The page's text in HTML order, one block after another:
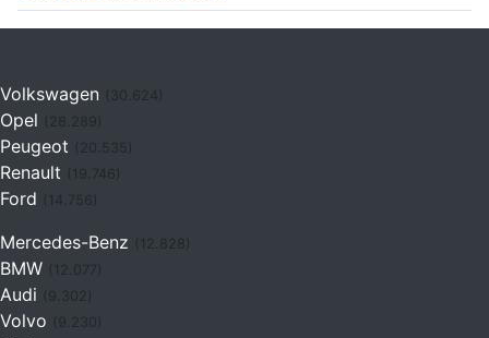
Volkswagen (30.624)
Opel
Peugeot
Renault (19.746)
Ford (14.756)
Mercedes-Benz
BMW
Audi
Volvo